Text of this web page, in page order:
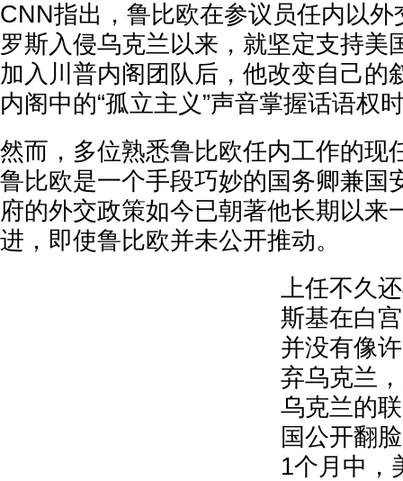
CNN指出，鲁比欧在参议员任内以外
罗斯入侵乌克兰以来，就坚定支持美
加入川普内阁团队后，他改变自己的
内阁中的“孤立主义”声音掌握话语权
然而，多位熟悉鲁比欧任内工作的现
鲁比欧是一个手段巧妙的国务卿兼国
府的外交政策如今已朝著他长期以来
进，即使鲁比欧并未公开推动。
上任不久
斯基在白
并没有像
弃乌克兰
乌克兰的
国公开翻
1个月中，